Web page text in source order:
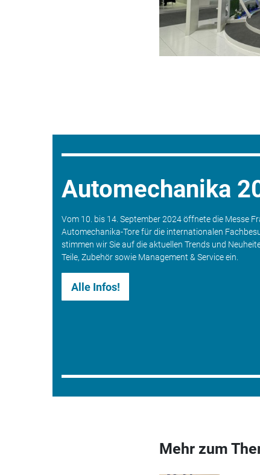
Automechanika
Vom 10. bis 14. September 2024 öffnete die Messe
Automechanika-Tore für die internationalen
stimmen wir Sie auf die aktuellen Trends und
Teile, Zubehör sowie Management & Service ein.
Alle Infos!
Mehr zum